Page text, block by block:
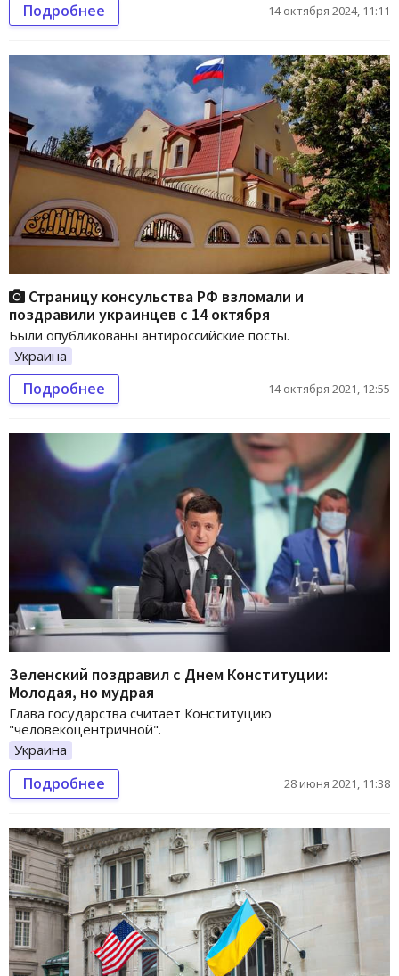
Подробнее 14 октября 2024, 11:11
Страницу консульства РФ взломали и
поздравили украинцев с 14 октября
Были опубликованы антироссийские посты.
Украина
Подробнее 14 октября 2021, 12:55
Зеленский поздравил с Днем Конституции:
Молодая, но мудрая
Глава государства считает Конституцию
"человекоцентричной".
Украина
Подробнее 28 июня 2021, 11:38